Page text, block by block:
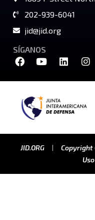
202-939-6041
jid@jid.org
SÍGANOS
JID.ORG